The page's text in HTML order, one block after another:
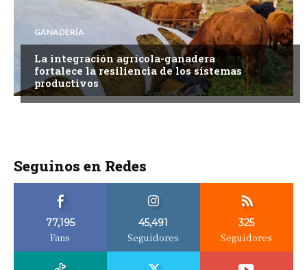
GANADERÍA
La integración agrícola-ganadera
fortalece la resiliencia de los sistemas
productivos
Seguinos en Redes
77,195
Fans
45,491
Seguidores
325
Seguidores